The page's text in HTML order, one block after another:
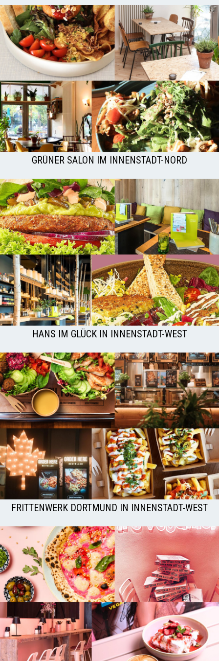
GRÜNER SALON IM INNENSTADT-NORD
HANS IM GLÜCK IN INNENSTADT-WEST
FRITTENWERK DORTMUND IN INNENSTADT-WEST